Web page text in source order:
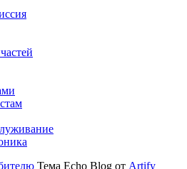
Тема Echo Blog от Artify